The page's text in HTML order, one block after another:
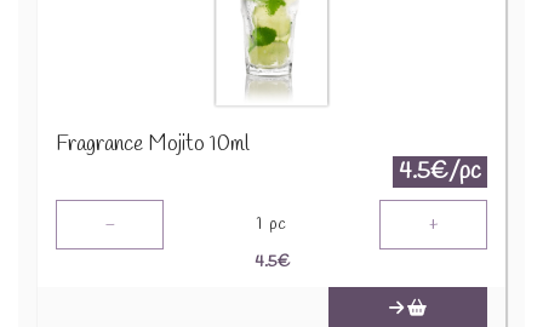
Fragrance Mojito 10ml
4.5€/pc
- 1 pc +
4.5€